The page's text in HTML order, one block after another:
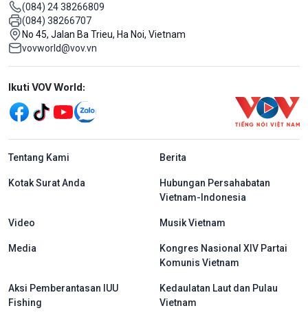
(084) 24 38266809
(084) 38266707
No 45, Jalan Ba Trieu, Ha Noi, Vietnam
vovworld@vov.vn
Mạng xã hội
Ikuti VOV World:
menu footer tiếng Indo
Tentang Kami Berita
Kotak Surat Anda
Hubungan Persahabatan
Vietnam-Indonesia
Video Musik Vietnam
Media
Kongres Nasional XIV Partai
Komunis Vietnam
Aksi Pemberantasan IUU
Fishing
Kedaulatan Laut dan Pulau
Vietnam